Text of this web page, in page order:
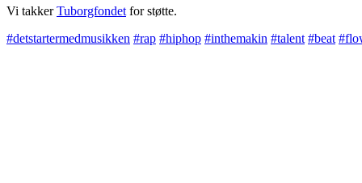
Vi takkerTuborgfondet for støtte.
#detstartermedmusikken #rap #hiphop #inthemakin #talent #beat